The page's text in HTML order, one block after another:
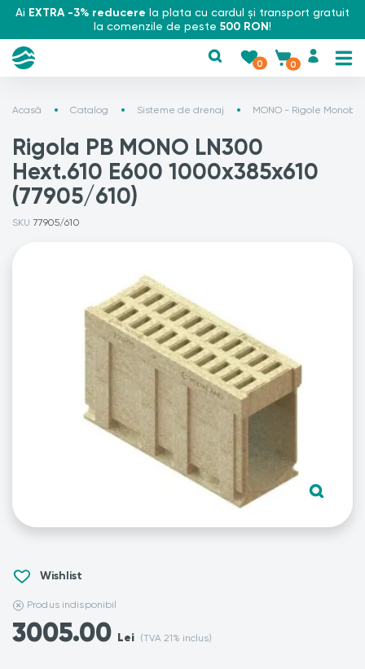
Ai EXTRA -3% reducere la plata cu cardul și transport gratuit
la comenzile de peste 500 RON!
0 0
Acasă Catalog Sisteme de drenaj MONO - Rigole
Rigola PB MONO LN300
Hext.610 E600 1000x385x610
(77905/610)
SKU 77905/610
Wishlist
Produs indisponibil
3005.00 Lei (TVA 21% inclus)